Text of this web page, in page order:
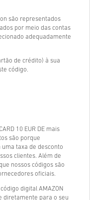
são representados
por meio das contas
adequadamente
de crédito) à sua
código.
10 EUR DE mais
são porque
taxa de desconto
clientes. Além de
nossos códigos são
oficiais.
digital AMAZON
diretamente para o seu